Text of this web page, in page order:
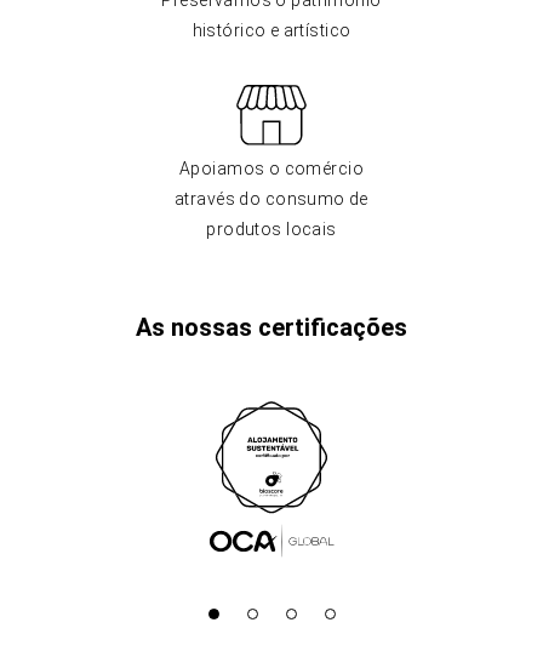
histórico e artístico
Apoiamos o comércio
através do consumo de
produtos locais
As nossas certificações